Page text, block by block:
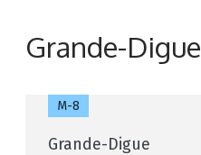
Grande-Digue
M-8
Grande-Digue